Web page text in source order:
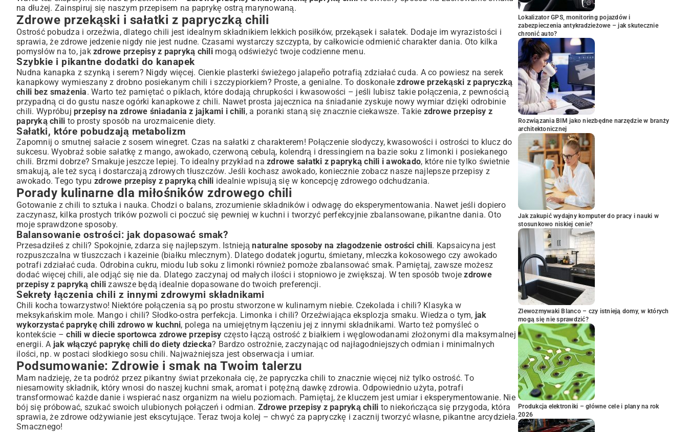
na dłużej. Zainspiruj się naszym przepisem na paprykę ostrą marynowaną.
Zdrowe przekąski i sałatki z papryczką chili
Ostrość pobudza i orzeźwia, dlatego chili jest idealnym składnikiem lekkich posiłków, przekąsek i sałatek. Dodaje im wyrazistości i
sprawia, że zdrowe jedzenie nigdy nie jest nudne. Czasami wystarczy szczypta, by całkowicie odmienić charakter dania. Oto kilka
pomysłów na to, jak zdrowe przepisy z papryką chilimogą odświeżyć twoje codzienne menu.
Szybkie i pikantne dodatki do kanapek
Nudna kanapka z szynką i serem? Nigdy więcej. Cienkie plasterki świeżego jalapeño potrafią zdziałać cuda. A co powiesz na serek
kanapkowy wymieszany z drobno posiekanym chili i szczypiorkiem? Proste, a genialne. To doskonałezdrowe przekąski z papryczką
chili bez smażenia. Warto też pamiętać o piklach, które dodają chrupkości i kwasowości – jeśli lubisz takie połączenia, z pewnością
przypadną ci do gustu nasze ogórki kanapkowe z chili. Nawet prosta jajecznica na śniadanie zyskuje nowy wymiar dzięki odrobinie
chili. Wypróbuj przepisy na zdrowe śniadania z jajkami i chili, a poranki staną się znacznie ciekawsze. Takie zdrowe przepisy z
papryką chili to prosty sposób na urozmaicenie diety.
Sałatki, które pobudzają metabolizm
Zapomnij o smutnej sałacie z sosem winegret. Czas na sałatki z charakterem! Połączenie słodyczy, kwasowości i ostrości to klucz do
sukcesu. Wyobraź sobie sałatkę z mango, awokado, czerwoną cebulą, kolendrą i dressingiem na bazie soku z limonki i posiekanego
chili. Brzmi dobrze? Smakuje jeszcze lepiej. To idealny przykład na zdrowe sałatki z papryką chili i awokado, które nie tylko świetnie
smakują, ale też sycą i dostarczają zdrowych tłuszczów. Jeśli kochasz awokado, koniecznie zobacz nasze najlepsze przepisy z
awokado. Tego typu zdrowe przepisy z papryką chili idealnie wpisują się w koncepcję zdrowego odchudzania.
Porady kulinarne dla miłośników zdrowego chili
Gotowanie z chili to sztuka i nauka. Chodzi o balans, zrozumienie składników i odwagę do eksperymentowania. Nawet jeśli dopiero
zaczynasz, kilka prostych trików pozwoli ci poczuć się pewniej w kuchni i tworzyć perfekcyjnie zbalansowane, pikantne dania. Oto
moje sprawdzone sposoby.
Balansowanie ostrości: jak dopasować smak?
Przesadziłeś z chili? Spokojnie, zdarza się najlepszym. Istniejąnaturalne sposoby na złagodzenie ostrości chili. Kapsaicyna jest
rozpuszczalna w tłuszczach i kazeinie (białku mlecznym). Dlatego dodatek jogurtu, śmietany, mleczka kokosowego czy awokado
potrafi zdziałać cuda. Odrobina cukru, miodu lub soku z limonki również pomoże zbalansować smak. Pamiętaj, zawsze możesz
dodać więcej chili, ale odjąć się nie da. Dlatego zaczynaj od małych ilości i stopniowo je zwiększaj. W ten sposób twojezdrowe
przepisy z papryką chili zawsze będą idealnie dopasowane do twoich preferencji.
Sekrety łączenia chili z innymi zdrowymi składnikami
Chili kocha towarzystwo! Niektóre połączenia są po prostu stworzone w kulinarnym niebie. Czekolada i chili? Klasyka w
meksykańskim mole. Mango i chili? Słodko-ostra perfekcja. Limonka i chili? Orzeźwiająca eksplozja smaku. Wiedza o tym, jak
wykorzystać paprykę chili zdrowo w kuchni, polega na umiejętnym łączeniu jej z innymi składnikami. Warto też pomyśleć o
kontekście –chili w diecie sportowca zdrowe przepisy często łączą ostrość z białkiem i węglowodanami złożonymi dla maksymalnej
energii. A jak włączyć paprykę chili do diety dziecka? Bardzo ostrożnie, zaczynając od najłagodniejszych odmian i minimalnych
ilości, np. w postaci słodkiego sosu chili. Najważniejsza jest obserwacja i umiar.
Podsumowanie: Zdrowie i smak na Twoim talerzu
Mam nadzieję, że ta podróż przez pikantny świat przekonała cię, że papryczka chili to znacznie więcej niż tylko ostrość. To
niesamowity składnik, który wnosi do naszej kuchni smak, aromat i potężną dawkę zdrowia. Odpowiednio użyta, potrafi
transformować każde danie i wspierać nasz organizm na wielu poziomach. Pamiętaj, że kluczem jest umiar i eksperymentowanie. Nie
bój się próbować, szukać swoich ulubionych połączeń i odmian. Zdrowe przepisy z papryką chili to niekończąca się przygoda, która
sprawia, że zdrowe odżywianie jest ekscytujące. Teraz twoja kolej – chwyć za papryczkę i zacznij tworzyć własne, pikantne arcydzieła.
Smacznego!
Lokalizator GPS, monitoring pojazdów i
zabezpieczenia antykradzieżowe – jak skutecznie
chronić auto?
Rozwiązania BIM jako niezbędne narzędzie w branży
architektonicznej
Jak zakupić wydajny komputer do pracy i nauki w
stosunkowo niskiej cenie?
Zlewozmywaki Blanco – czy istnieją domy, w których
mogą się nie sprawdzić?
Produkcja elektroniki – główne cele i plany na rok
2026